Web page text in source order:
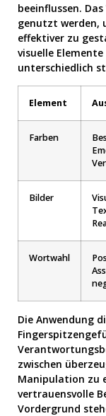
beeinflussen.
genutzt werden,
effektiver zu
visuelle
unterschiedlich
Element
Farben
Bilder
Wortwahl
Die Anwendung
zwischen
Manipulation zu
vertrauensvolle
Vordergrund